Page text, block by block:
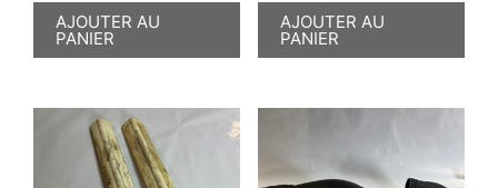
AJOUTER AU
PANIER
AJOUTER AU
PANIER